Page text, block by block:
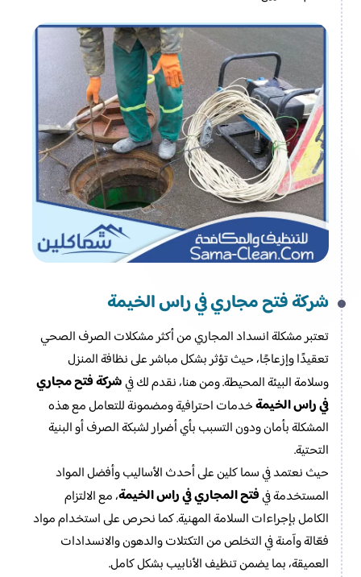
شركة فتح مجاري في راس الخيمة
تعتبر مشكلة انسداد المجاري من أكثر مشكلات الصرف الصحي
تعقيدًا وإزعاجًا، حيث تؤثر بشكل مباشر على نظافة المنزل
وسلامة البيئة المحيطة. ومن هنا، نقدم لك فيشركة فتح مجاري
في راس الخيمةخدمات احترافية ومضمونة للتعامل مع هذه
المشكلة بأمان ودون التسبب بأي أضرار لشبكة الصرف أو البنية
التحتية.
حيث نعتمد في سما كلين على أحدث الأساليب وأفضل المواد
المستخدمة فيفتح المجاري في راس الخيمة، مع الالتزام
الكامل بإجراءات السلامة المهنية. كما نحرص على استخدام مواد
فعّالة وآمنة في التخلص من التكتلات والدهون والانسدادات
العميقة، بما يضمن تنظيف الأنابيب بشكل كامل.